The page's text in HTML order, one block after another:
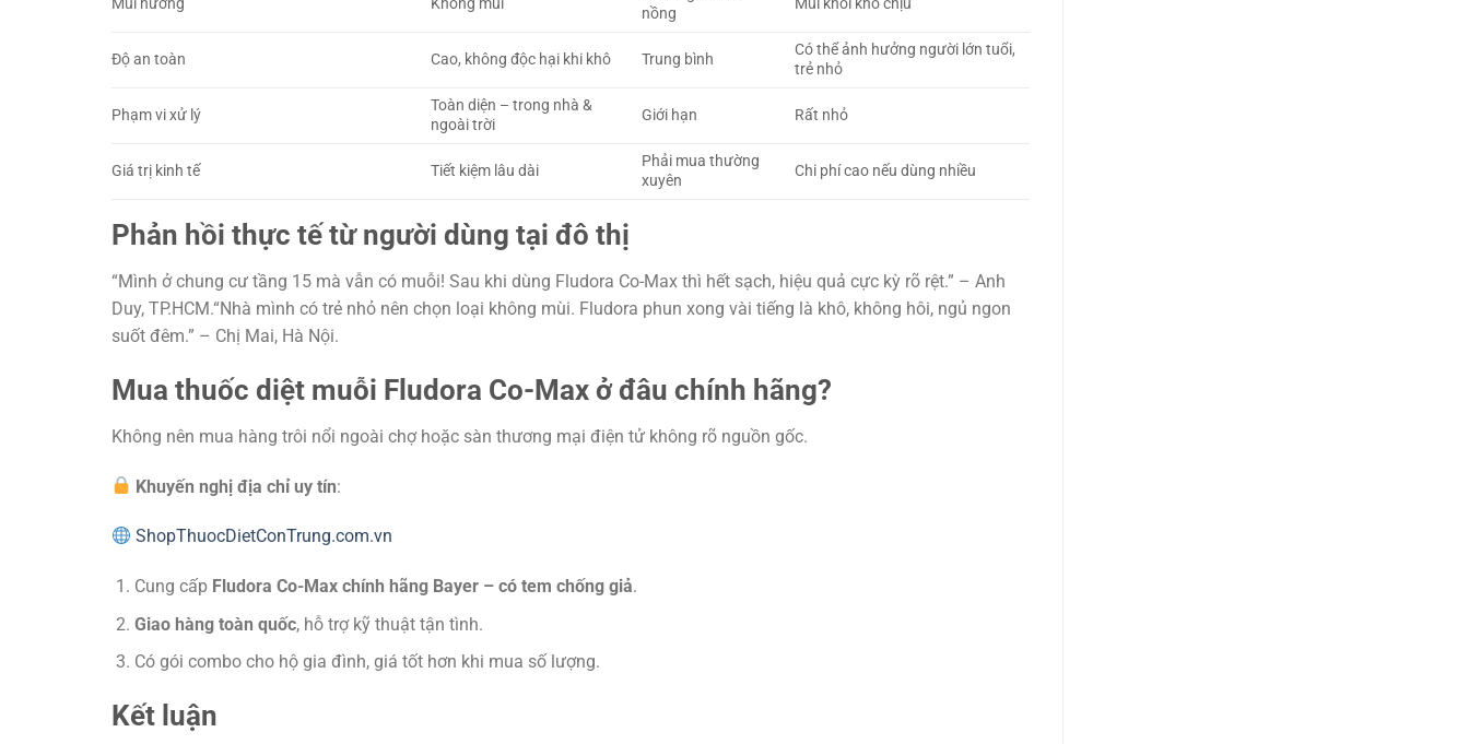
Mùi hương Không mùi
nồng
Mùi khói khó chịu
Độ an toàn Cao, không độc hại khi khô Trung bình
Có thể ảnh hưởng người lớn tuổi,
trẻ nhỏ
Phạm vi xử lý
Toàn diện – trong nhà &
ngoài trời
Giới hạn Rất nhỏ
Giá trị kinh tế Tiết kiệm lâu dài
Phải mua thường
xuyên
Chi phí cao nếu dùng nhiều
Phản hồi thực tế từ người dùng tại đô thị
“Mình ở chung cư tầng 15 mà vẫn có muỗi! Sau khi dùng Fludora Co-Max thì hết sạch, hiệu quả cực kỳ rõ rệt.” – Anh
Duy, TP.HCM.“Nhà mình có trẻ nhỏ nên chọn loại không mùi. Fludora phun xong vài tiếng là khô, không hôi, ngủ ngon
suốt đêm.” – Chị Mai, Hà Nội.
Mua thuốc diệt muỗi Fludora Co-Max ở đâu chính hãng?
Không nên mua hàng trôi nổi ngoài chợ hoặc sàn thương mại điện tử không rõ nguồn gốc.
Khuyến nghị địa chỉ uy tín:
ShopThuocDietConTrung.com.vn
Cung cấp Fludora Co-Max chính hãng Bayer – có tem chống giả.
Giao hàng toàn quốc, hỗ trợ kỹ thuật tận tình.
Có gói combo cho hộ gia đình, giá tốt hơn khi mua số lượng.
Kết luận